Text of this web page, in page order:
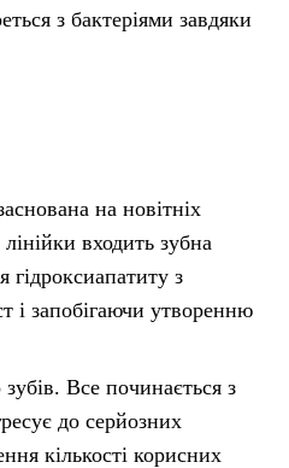
з бактеріями завдяки
на новітніх
входить зубна
гідроксиапатиту з
і запобігаючи утворенню
Все починається з
до серйозних
кількості корисних